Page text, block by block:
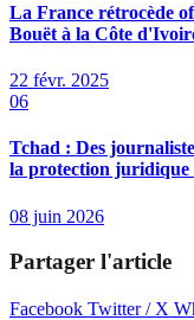
La France rétrocède
Bouët à la Côte
22 févr. 2025
06
Tchad : Des
la protection juridique
08 juin 2026
Partager l'article
Facebook Twitter / X